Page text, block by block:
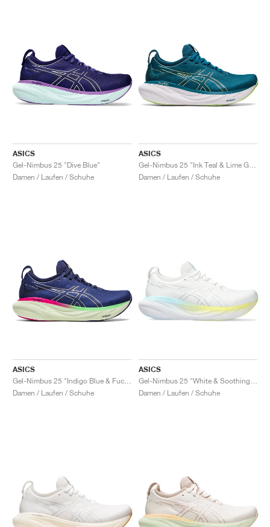
ASICS
Gel-Nimbus 25 "Dive Blue"
Damen / Laufen / Schuhe
ASICS
Damen / Laufen / Schuhe
ASICS
Damen / Laufen / Schuhe
ASICS
Damen / Laufen / Schuhe